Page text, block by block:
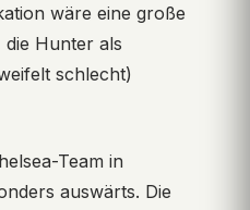
wäre eine große
Hunter als
schlecht)
Team in
auswärts. Die